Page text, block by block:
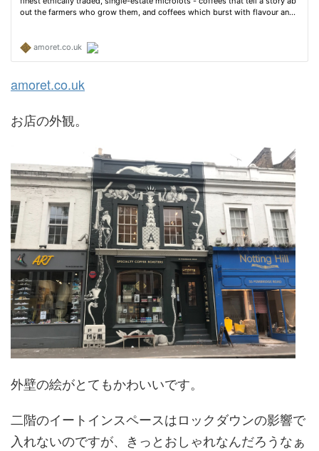
amoret.co.uk
お店の外観。
外壁の絵がとてもかわいいです。
二階のイートインスペースはロックダウンの影響で
入れないのですが、きっとおしゃれなんだろうなぁ